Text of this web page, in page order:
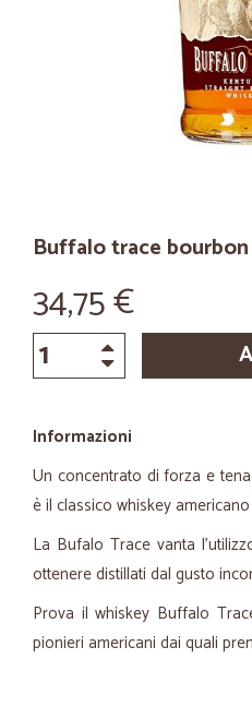
Buffalo trace
34,75 €
Informazioni
Un concentrato di forza e
è il classico whiskey
La Bufalo Trace vanta
ottenere distillati dal gusto
Prova il whiskey Buffalo
pionieri americani dai quali